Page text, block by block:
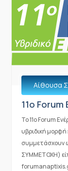
Αίθουσα
11o Forum
To 11o Forum
υβριδική μορφή
συμμετάσχουν
ΣΥΜΜΕΤΟΧΗ)